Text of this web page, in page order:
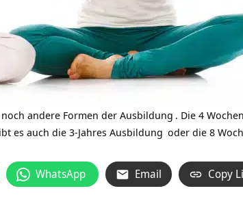
andere Formen der Ausbildung . Die 4
es auch die 3-Jahres Ausbildung oder die 8
WhatsApp Email Copy